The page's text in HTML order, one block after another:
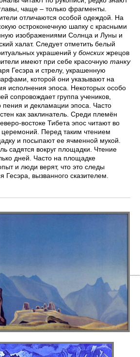
чаще – только фрагменты.
отличаются особой одеждой. На
остроконечную шапку с красными
изображениями Солнца и Луны и
халат. Следует отметить белый
украшений у бонских жрецов
имеют при себе красочную танку
Гесэра и стрелу, украшенную
которой они указывают на
исполнения эпоса. Некоторых особо
сопровождает группа учеников,
пения и декламации эпоса. Часто
как заклинатель. Среди племён
востоке Тибета эпос читают во
Перед таким чтением
и посыпают ее ячменной мукой.
садятся вокруг площадки. Чтение
дней. Часто на площадке
и люди верят, что это следы
Гесэра, вызванного сказителем.